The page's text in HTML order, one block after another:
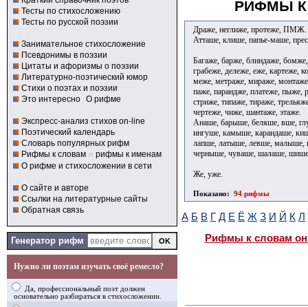
Тесты по стихосложению
Тесты по русской поэзии
Занимательное стихосложение
Псевдонимы в поэзии
Цитаты и афоризмы о поэзии
Литературно-поэтический юмор
Стихи о поэтах и поэзии
Это интересно О рифме
Экспресс-анализ стихов on-line
Поэтический календарь
Словарь популярных рифм
Рифмы к словам и рифмы к именам
О рифме и стихосложении в сети
О сайте и авторе
Ссылки на литературные сайты
Обратная связь
Генератор рифм
Нужно ли поэтам изучать своё ремесло?
Да, профессиональный поэт должен
основательно разбираться в стихосложении.
РИФМЫ К
Драже, неглиже, протеже, ПМЖ.
Атташе, клише, папье-маше,
Багаже, барже, блиндаже,
грабеже, дележе, еже, картеже,
меже, метраже, мираже,
паже, парандже, платеже, пыже,
стриже, типаже, тираже,
чертеже, чиже, шантаже, этаже.
Анаше, барыше, беляше, вше,
ингуше, камыше, карандаше,
лапше, латыше, левше, малыше,
черныше, чуваше, шалаше,
Же, уже.
Показано: 94 рифмы
А Б В Г Д Е Ё Ж З И Й К Л
Рифмы к словам